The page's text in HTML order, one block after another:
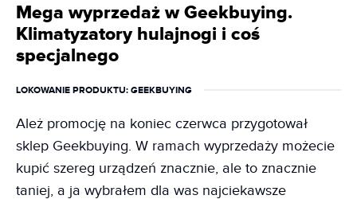
Mega wyprzedaż w Geekbuying.
Klimatyzatory hulajnogi i coś
specjalnego
LOKOWANIE PRODUKTU: GEEKBUYING
Ależ promocję na koniec czerwca przygotował
sklep Geekbuying. W ramach wyprzedaży możecie
kupić szereg urządzeń znacznie, ale to znacznie
taniej, a ja wybrałem dla was najciekawsze